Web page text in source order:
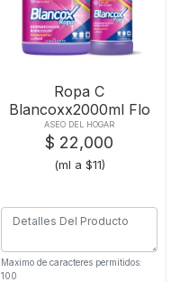
Ropa C
Blancoxx2000ml Flo
Gts Flox1000ml
ASEO DEL HOGAR
$ 22,000
(ml a $11)
Maximo de caracteres permitidos:
100